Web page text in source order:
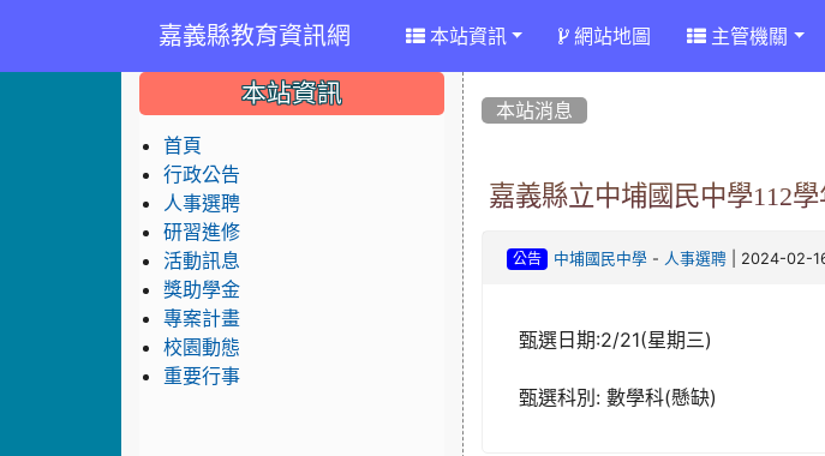
嘉義縣教育資訊網 本站資訊 網站地圖 主管機關
本站消息
嘉義縣立中埔國民中學112
公告 中埔國民中學 - 人事選聘 | 2024-02-
甄選日期:2/21(星期三)
甄選科別: 數學科(懸缺)
::: 本站資訊
首頁
行政公告
人事選聘
研習進修
活動訊息
獎助學金
專案計畫
校園動態
重要行事